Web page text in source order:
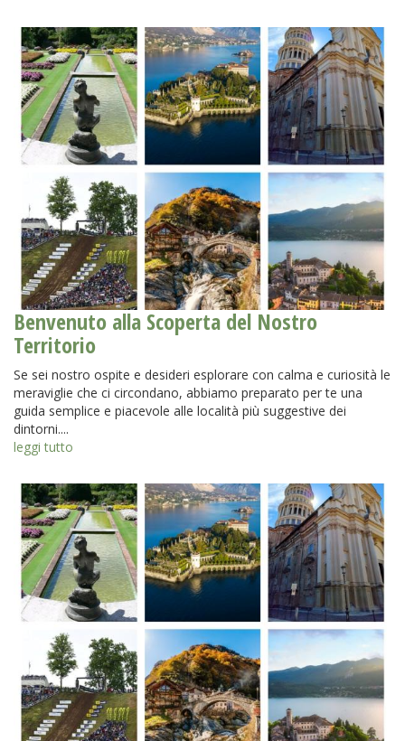
Benvenuto alla Scoperta del Nostro
Territorio
Se sei nostro ospite e desideri esplorare con calma e curiosità le
meraviglie che ci circondano, abbiamo preparato per te una
guida semplice e piacevole alle località più suggestive dei
dintorni....
leggi tutto